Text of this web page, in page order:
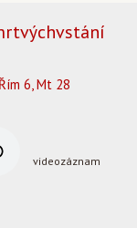
6, Mt 28
videozáznam